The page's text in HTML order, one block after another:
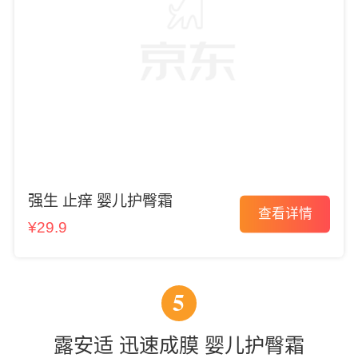
强生 止痒 婴儿护臀霜
¥29.9
查看详情
5
露安适 迅速成膜 婴儿护臀霜